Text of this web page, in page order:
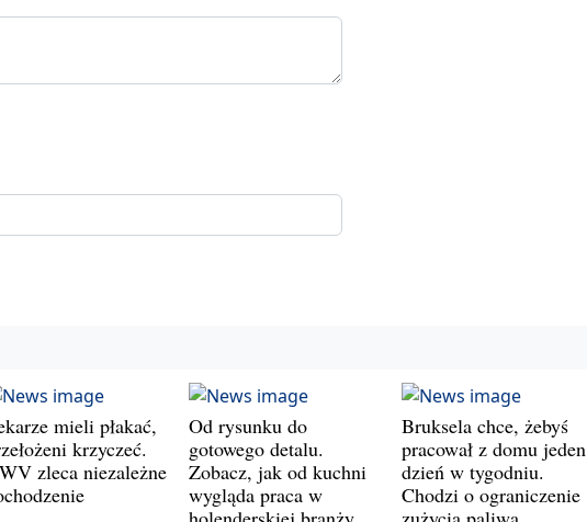
mieli płakać,
krzyczeć.
zleca niezależne
Od rysunku do
gotowego detalu.
Zobacz, jak od kuchni
wygląda praca w
Bruksela chce, żebyś
pracował z domu jeden
dzień w tygodniu.
Chodzi o ograniczenie